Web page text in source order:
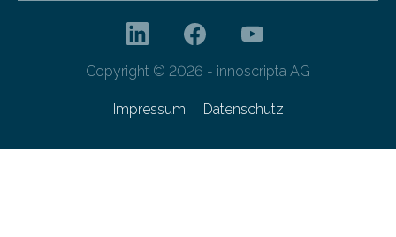
Copyright © 2026 - innoscripta AG
Impressum Datenschutz